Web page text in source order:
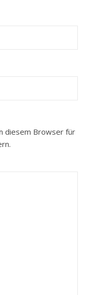
diesem Browser für